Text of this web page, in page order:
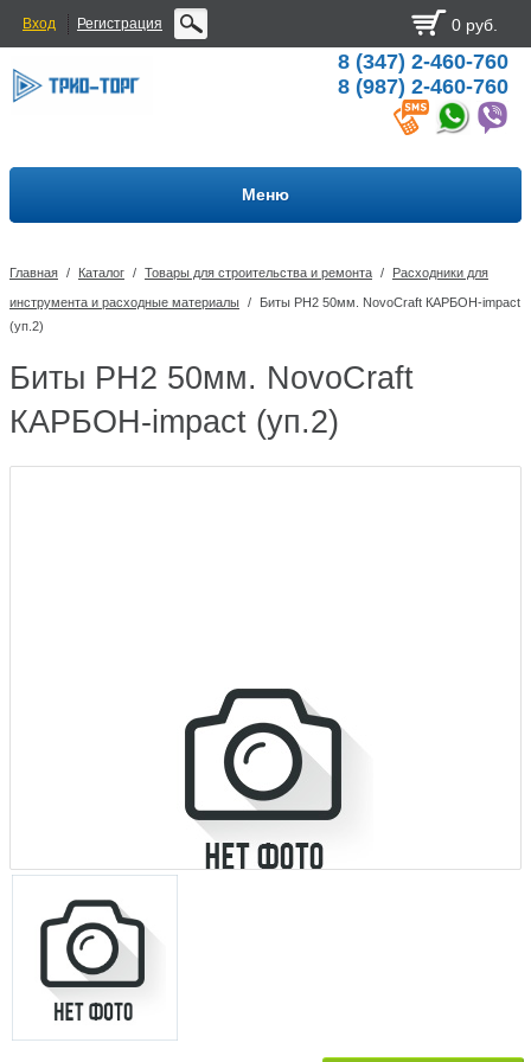
Вход Регистрация 0 руб.
8 (347) 2-460-760
8 (987) 2-460-760
Меню
Главная / Каталог / Товары для строительства и ремонта / Расходники для
инструмента и расходные материалы /
Биты PH2 50мм. NovoCraft КАРБОН-impact
(уп.2)
Биты PH2 50мм. NovoCraft
КАРБОН-impact (уп.2)